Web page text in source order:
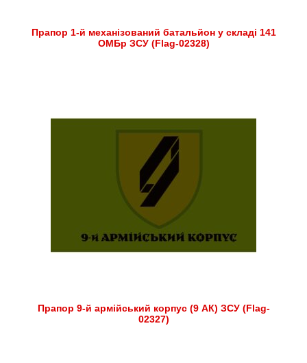
Прапор 1-й механізований батальйон у складі 141
ОМБр ЗСУ (Flag-02328)
Прапор 9-й армійський корпус (9 АК) ЗСУ (Flag-
02327)